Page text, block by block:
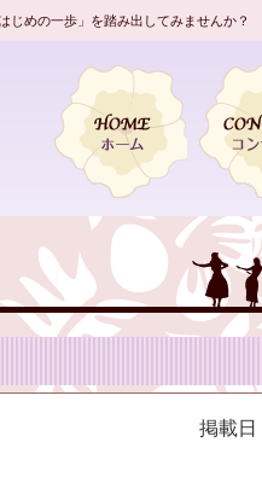
じめの一歩」を踏み出してみませんか
掲載日